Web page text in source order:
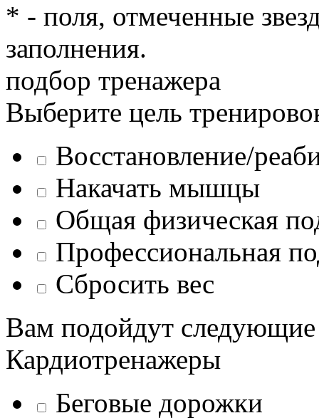
* - поля, отмеченные
заполнения.
подбор тренажера
Выберите цель
Восстановление/
Накачать мышцы
Общая физическая
Профессиональная
Сбросить вес
Вам подойдут
Кардиотренажеры
Беговые дорожки